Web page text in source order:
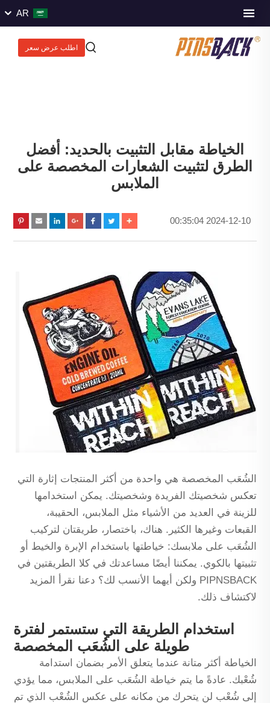
AR
اطلب عرض سعر
الخياطة مقابل التثبيت بالحديد: أفضل
الطرق لتثبيت الشعارات المخصصة على
الملابس
2024-12-10 00:35:04
الشُعَب المخصصة هي واحدة من أكثر المنتجات إثارة التي
تعكس شخصيتك الفريدة وشخصيتك. يمكن استخدامها
للزينة في العديد من الأشياء مثل الملابس، الحقيبة،
القبعات وغيرها الكثير. هناك، باختصار، طريقتان لتركيب
الشُعَب على ملابسك: خياطتها باستخدام الإبرة والخيط أو
تثبيتها بالكوي. يمكننا أيضًا مساعدتك في كلا الطريقتين في
PIPNSBACK ولكن أيهما الأنسب لك؟ دعنا نقرأ المزيد
لاكتشاف ذلك.
استخدام الطريقة التي ستستمر لفترة
طويلة على الشُعَب المخصصة
الخياطة أكثر متانة عندما يتعلق الأمر بضمان استدامة
شُعْبك. عادةً ما يتم خياطة الشُعَب على الملابس، مما يؤدي
إلى شُعْب لن يتحرك من مكانه على عكس الشُعْب الذي تم